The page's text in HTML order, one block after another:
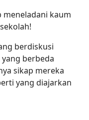
meneladani kaum
berdiskusi
berbeda
sikap mereka
yang diajarkan